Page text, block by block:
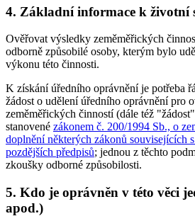
4. Základní informace k životní
Ověřovat výsledky zeměměřických
odborně způsobilé osoby, kterým bylo
výkonu této činnosti.
K získání úředního oprávnění je potřeba
žádost o udělení úředního oprávnění pro
zeměměřických činností (dále též
stanovené zákonem č. 200/1994 Sb., o
doplnění některých zákonů souvisejících
pozdějších předpisů; jednou z těchto
zkoušky odborné způsobilosti.
5. Kdo je oprávněn v této věci
apod.)